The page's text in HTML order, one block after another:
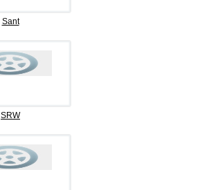
Sant
SRW